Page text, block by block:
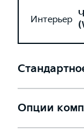
Интерьер
Опции